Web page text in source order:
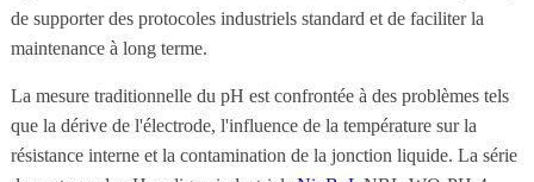
de supporter des protocoles industriels standard et de faciliter la
maintenance à long terme.
La mesure traditionnelle du pH est confrontée à des problèmes tels
que la dérive de l'électrode, l'influence de la température sur la
résistance interne et la contamination de la jonction liquide. La série